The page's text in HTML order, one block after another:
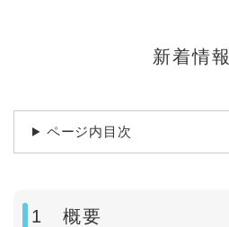
新着情報
ページ内目次
1 概要